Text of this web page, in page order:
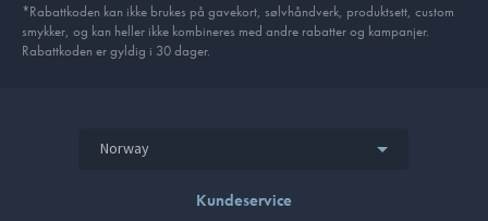
*Rabattkoden kan ikke brukes på gavekort, sølvhåndverk, produkt­sett, custom
smykker, og kan heller ikke kombineres med andre rabatter og kampanjer.
Rabattkoden er gyldig i 30 dager.
Norway
Kundeservice